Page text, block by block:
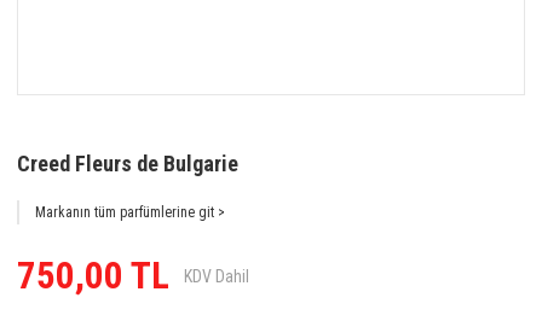
Creed Fleurs de Bulgarie
Markanın tüm parfümlerine git >
750,00 TL KDV Dahil